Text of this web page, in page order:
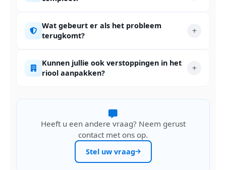
Wat gebeurt er als het probleem
terugkomt?
Kunnen jullie ook verstoppingen in het
riool aanpakken?
Heeft u een andere vraag? Neem gerust
contact met ons op.
Stel uw vraag